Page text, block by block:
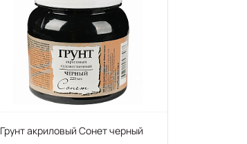
Грунт акриловый Сонет черный